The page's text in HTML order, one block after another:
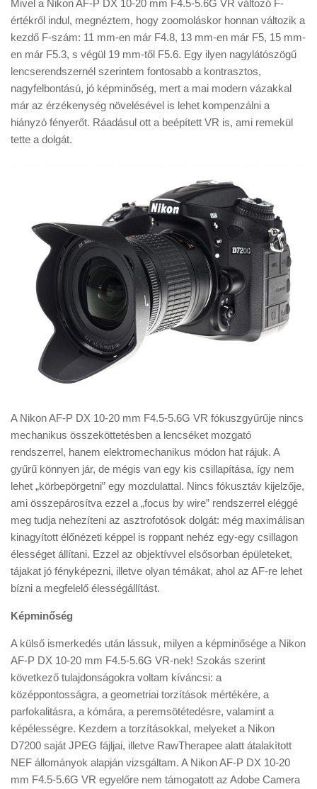
Mivel a Nikon AF-P DX 10-20 mm F4.5-5.6G VR változó F-
értékről indul, megnéztem, hogy zoomoláskor honnan változik a
kezdő F-szám: 11 mm-en már F4.8, 13 mm-en már F5, 15 mm-
en már F5.3, s végül 19 mm-től F5.6. Egy ilyen nagylátószögű
lencserendszernél szerintem fontosabb a kontrasztos,
nagyfelbontású, jó képminőség, mert a mai modern vázakkal
már az érzékenység növelésével is lehet kompenzálni a
hiányzó fényerőt. Ráadásul ott a beépített VR is, ami remekül
tette a dolgát.
A Nikon AF-P DX 10-20 mm F4.5-5.6G VR fókuszgyűrűje nincs
mechanikus összeköttetésben a lencséket mozgató
rendszerrel, hanem elektromechanikus módon hat rájuk. A
gyűrű könnyen jár, de mégis van egy kis csillapítása, így nem
lehet „körbepörgetni” egy mozdulattal. Nincs fókusztáv kijelzője,
ami összepárosítva ezzel a „focus by wire” rendszerrel eléggé
meg tudja nehezíteni az asztrofotósok dolgát: még maximálisan
kinagyított élőnézeti képpel is roppant nehéz egy-egy csillagon
élességet állítani. Ezzel az objektívvel elsősorban épületeket,
tájakat jó fényképezni, illetve olyan témákat, ahol az AF-re lehet
bízni a megfelelő élességállítást.
Képminőség
A külső ismerkedés után lássuk, milyen a képminősége a Nikon
AF-P DX 10-20 mm F4.5-5.6G VR-nek! Szokás szerint
következő tulajdonságokra voltam kíváncsi: a
középpontosságra, a geometriai torzítások mértékére, a
parfokalitásra, a kómára, a peremsötétedésre, valamint a
képélességre. Kezdem a torzításokkal, melyeket a Nikon
D7200 saját JPEG fájljai, illetve RawTherapee alatt átalakított
NEF állományok alapján vizsgáltam. A Nikon AF-P DX 10-20
mm F4.5-5.6G VR egyelőre nem támogatott az Adobe Camera